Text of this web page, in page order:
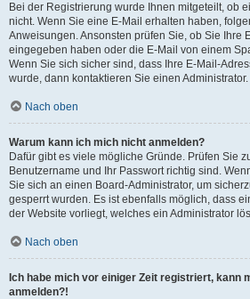
Bei der Registrierung wurde Ihnen mitgeteilt, ob
nicht. Wenn Sie eine E-Mail erhalten haben,
Anweisungen. Ansonsten prüfen Sie, ob Sie Ihre
eingegeben haben oder die E-Mail von einem
Wenn Sie sich sicher sind, dass Ihre E-Mail-
wurde, dann kontaktieren Sie einen Administrator.
Nach oben
Warum kann ich mich nicht anmelden?
Dafür gibt es viele mögliche Gründe. Prüfen Sie
Benutzername und Ihr Passwort richtig sind.
Sie sich an einen Board-Administrator, um
gesperrt wurden. Es ist ebenfalls möglich, dass
der Website vorliegt, welches ein Administrator
Nach oben
Ich habe mich vor einiger Zeit registriert, kann
anmelden?!